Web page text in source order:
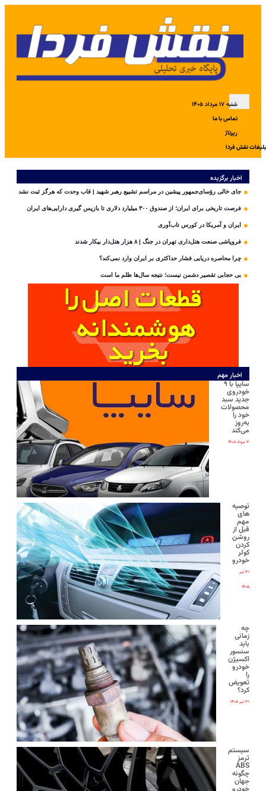
شنبه ۱۷ مرداد ۱۴۰۵
تماس با ما
رپرتاژ
نقش فردا
اخبار برگزیده
جای خالی رؤسای‌جمهور پیشین در مراسم تشییع رهبر شهید | قاب وحدت که هرگز ثبت نشد
فرصت تاریخی برای ایران؛ از صندوق ۳۰۰ میلیارد دلاری تا بازپس گیری دارایی‌های ایران
ایران و آمریکا در کورس تاب‌آوری
فروپاشی صنعت هتل‌داری تهران در جنگ | ۸ هزار هتل‌دار بیکار شدند
چرا محاصره دریایی فشار حداکثری بر ایران وارد نمی‌کند؟
بی‌ حجابی تقصیر دشمن نیست؛ نتیجه سال‌ها ظلم ما است
اخبار مهم
سایپا با ۹
خودروی
جدید سبد
محصولات
خود را
به‌روز
می‌کند
۳ مرداد ۱۴۰۵
توصیه
های
مهم
قبل از
روشن
کردن
کولر
خودرو
۳۱ تیر
۱۴۰۵
چه
زمانی
باید
سنسور
اکسیژن
خودرو
را
تعویض
کرد؟
۳۱ تیر ۱۴۰۵
سیستم
ترمز
ABS
چگونه
جهان